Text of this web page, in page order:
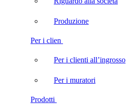
Produzione
Per i clien
Per i clienti all’ingrosso
Per i muratori
Prodotti